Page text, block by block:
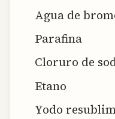
Agua de
Parafina
Cloruro de
Etano
Yodo